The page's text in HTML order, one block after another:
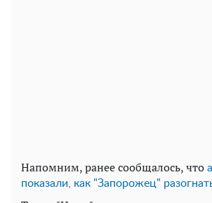
Напомним, ранее сообщалось, что
показали, как "Запорожец"